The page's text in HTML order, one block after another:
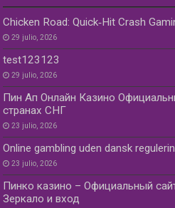
Chicken Road: Quick‑Hit Crash
29 julio, 2026
test123123
29 julio, 2026
Пин Ап Онлайн Казино
странах СНГ
23 julio, 2026
Online gambling uden dansk
23 julio, 2026
Пинко казино – Официальный
Зеркало и вход